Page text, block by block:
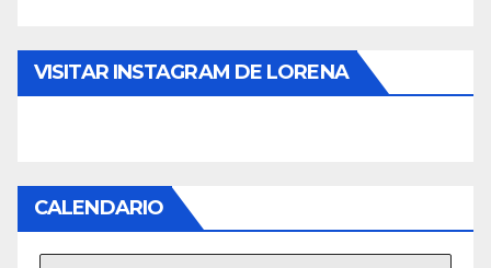
VISITAR INSTAGRAM DE LORENA
CALENDARIO